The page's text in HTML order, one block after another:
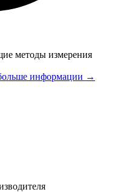
методы измерения
информации →